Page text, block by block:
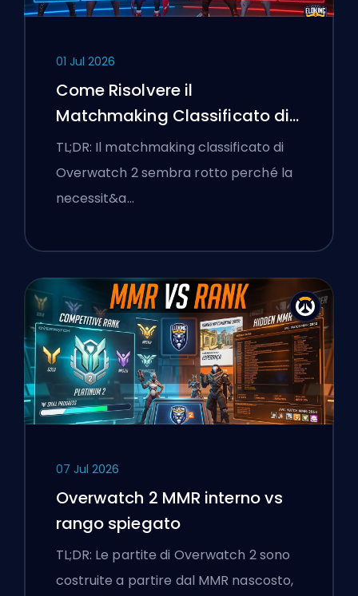
01 Jul 2026
Come Risolvere il
Matchmaking Classificato di
Overwatch 2 e le Lobby a
Senso Unico
TL;DR: Il matchmaking classificato di
Overwatch 2 sembra rotto perché la
necessit&a…
07 Jul 2026
Overwatch 2 MMR interno vs
rango spiegato
TL;DR: Le partite di Overwatch 2 sono
costruite a partire dal MMR nascosto,